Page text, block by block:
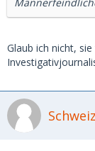
Glaub ich nicht,